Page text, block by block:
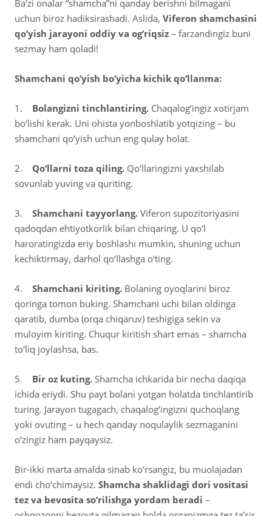
Ba’zi onalar “shamcha”ni qanday berishni bilmagani
uchun biroz hadiksirashadi. Aslida, Viferon shamchasini
qo‘yish jarayoni oddiy va og‘riqsiz – farzandingiz buni
sezmay ham qoladi!
Shamchani qo‘yish bo‘yicha kichik qo‘llanma:
1. Bolangizni tinchlantiring. Chaqalog‘ingiz xotirjam
bo‘lishi kerak. Uni ohista yonboshlatib yotqizing – bu
shamchani qo‘yish uchun eng qulay holat.
2. Qo‘llarni toza qiling. Qo‘llaringizni yaxshilab
sovunlab yuving va quriting.
3. Shamchani tayyorlang. Viferon supozitoriyasini
qadoqdan ehtiyotkorlik bilan chiqaring. U qo‘l
haroratingizda eriy boshlashi mumkin, shuning uchun
kechiktirmay, darhol qo‘llashga o‘ting.
4. Shamchani kiriting. Bolaning oyoqlarini biroz
qoringa tomon buking. Shamchani uchi bilan oldinga
qaratib, dumba (orqa chiqaruv) teshigiga sekin va
muloyim kiriting. Chuqur kiritish shart emas – shamcha
to‘liq joylashsa, bas.
5. Bir oz kuting. Shamcha ichkarida bir necha daqiqa
ichida eriydi. Shu payt bolani yotgan holatda tinchlantirib
turing. Jarayon tugagach, chaqalog‘ingizni quchoqlang
yoki ovuting – u hech qanday noqulaylik sezmaganini
o‘zingiz ham payqaysiz.
Bir-ikki marta amalda sinab ko‘rsangiz, bu muolajadan
endi cho‘chimaysiz. Shamcha shaklidagi dori vositasi
tez va bevosita so‘rilishga yordam beradi –